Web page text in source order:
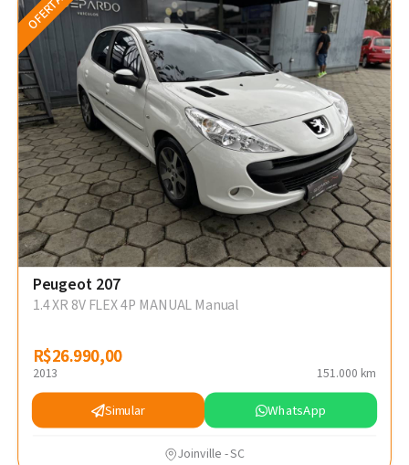
OFERTA
Peugeot 207
1.4 XR 8V FLEX 4P MANUAL Manual
R$26.990,00
R$26.990,00
2013 151.000 km
Simular WhatsApp
Joinville - SC